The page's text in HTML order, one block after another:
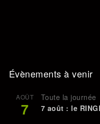
Évènements à venir
AOÛT
7
Toute la journée
7 août : le